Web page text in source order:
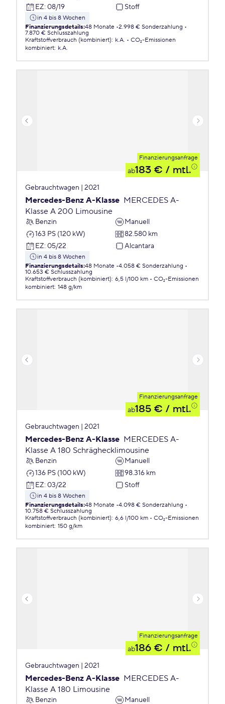
EZ: 08/19 Stoff
in 4 bis 8 Wochen
Finanzierungsdetails:48 Monate 2.998 € Sonderzahlung
7.870 € Schlusszahlung
Kraftstoffverbrauch (kombiniert): k.A.
CO₂-Emissionen
kombiniert: k.A.
Finanzierungsanfrage
ab183 € / mtl.
Gebrauchtwagen | 2021
Mercedes-Benz A-Klasse MERCEDES A-
Klasse A 200 Limousine
Benzin
Manuell
163 PS (120 kW)
82.580 km
EZ: 05/22 Alcantara
in 4 bis 8 Wochen
Finanzierungsdetails:48 Monate 4.058 € Sonderzahlung
10.653 € Schlusszahlung
Kraftstoffverbrauch (kombiniert): 6,5 l/100 km
CO₂-Emissionen
kombiniert: 148 g/km
Finanzierungsanfrage
ab185 € / mtl.
Gebrauchtwagen | 2021
Mercedes-Benz A-Klasse MERCEDES A-
Klasse A 180 Schräghecklimousine
Benzin
Manuell
136 PS (100 kW)
98.316 km
EZ: 03/22 Stoff
in 4 bis 8 Wochen
Finanzierungsdetails:48 Monate 4.098 € Sonderzahlung
10.758 € Schlusszahlung
Kraftstoffverbrauch (kombiniert): 6,6 l/100 km
CO₂-Emissionen
kombiniert: 150 g/km
Finanzierungsanfrage
ab186 € / mtl.
Gebrauchtwagen | 2021
Mercedes-Benz A-Klasse MERCEDES A-
Klasse A 180 Limousine
Benzin
Manuell